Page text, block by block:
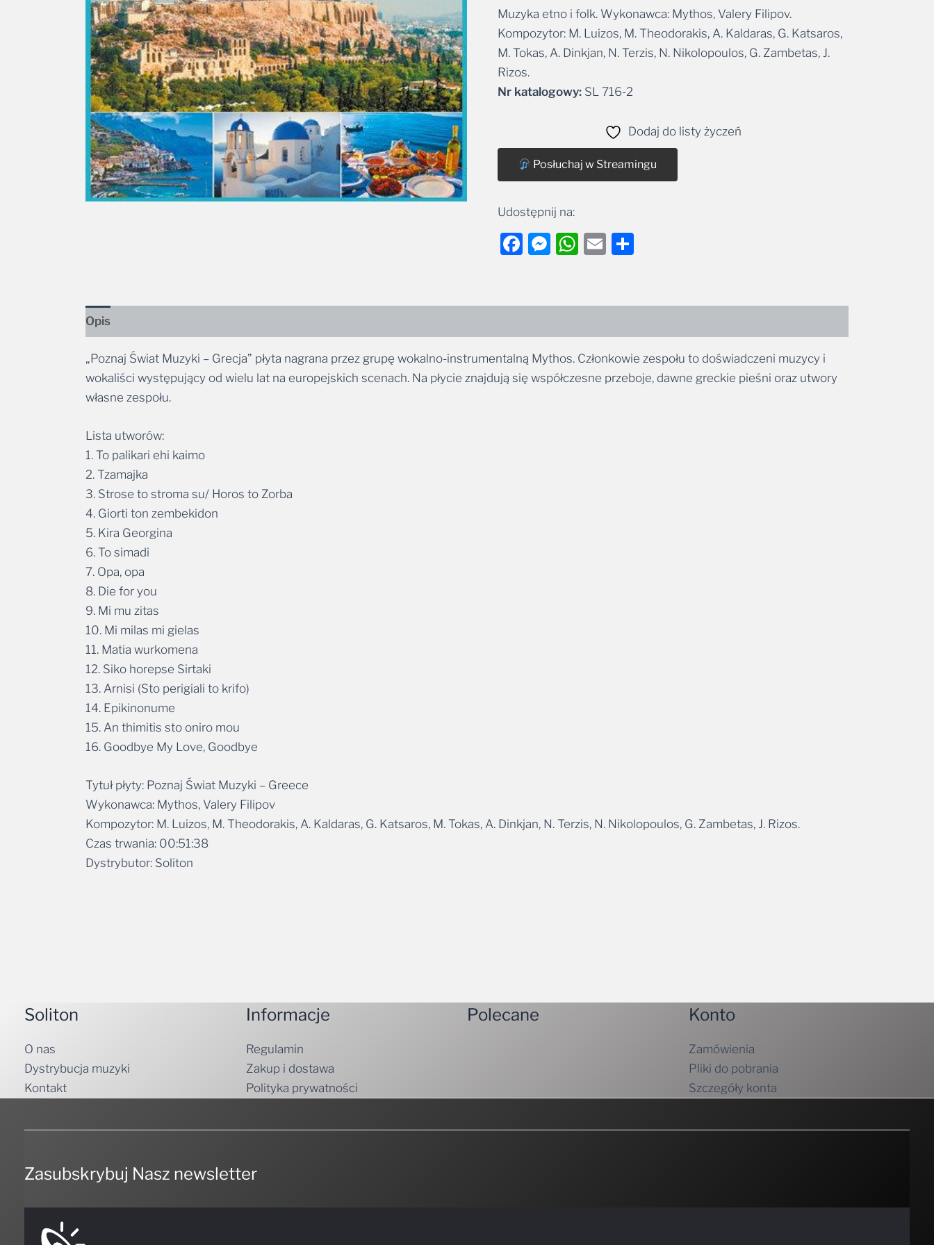
Alternative:
Muzyka etno i folk. Wykonawca: Mythos, Valery Filipov.
Kompozytor: M. Luizos, M. Theodorakis, A. Kaldaras, G. Katsaros,
M. Tokas, A. Dinkjan, N. Terzis, N. Nikolopoulos, G. Zambetas, J.
Rizos.
Nr katalogowy:SL 716-2
Dodaj do listy życzeń
Posłuchaj w Streamingu
Udostępnij na:
Facebook
Messenger
WhatsApp
EmailShare
Opis
„Poznaj Świat Muzyki – Grecja” płyta nagrana przez grupę wokalno-instrumentalną Mythos. Członkowie zespołu to doświadczeni muzycy i
wokaliści występujący od wielu lat na europejskich scenach. Na płycie znajdują się współczesne przeboje, dawne greckie pieśni oraz utwory
własne zespołu.
Lista utworów:
1. To palikari ehi kaimo
2. Tzamajka
3. Strose to stroma su/ Horos to Zorba
4. Giorti ton zembekidon
5. Kira Georgina
6. To simadi
7. Opa, opa
8. Die for you
9. Mi mu zitas
10. Mi milas mi gielas
11. Matia wurkomena
12. Siko horepse Sirtaki
13. Arnisi (Sto perigiali to krifo)
14. Epikinonume
15. An thimitis sto oniro mou
16. Goodbye My Love, Goodbye
Tytuł płyty: Poznaj Świat Muzyki – Greece
Wykonawca: Mythos, Valery Filipov
Kompozytor: M. Luizos, M. Theodorakis, A. Kaldaras, G. Katsaros, M. Tokas, A. Dinkjan, N. Terzis, N. Nikolopoulos, G. Zambetas, J. Rizos.
Czas trwania: 00:51:38
Dystrybutor: Soliton
Soliton
O nas
Dystrybucja muzyki
Kontakt
Informacje
Regulamin
Zakup i dostawa
Polityka prywatności
Polecane Konto
Zamówienia
Pliki do pobrania
Szczegóły konta
Zasubskrybuj Nasz newsletter